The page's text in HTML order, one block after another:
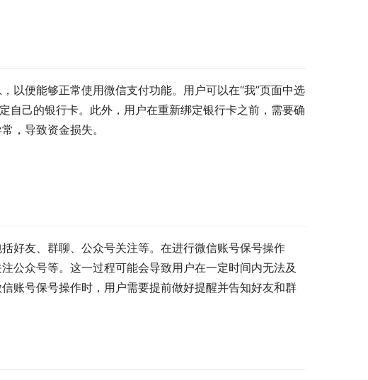
以便能够正常使用微信支付功能。用户可以在“我”页面中选
自己的银行卡。此外，用户在重新绑定银行卡之前，需要确
，导致资金损失。
好友、群聊、公众号关注等。在进行微信账号保号操作
公众号等。这一过程可能会导致用户在一定时间内无法及
账号保号操作时，用户需要提前做好提醒并告知好友和群